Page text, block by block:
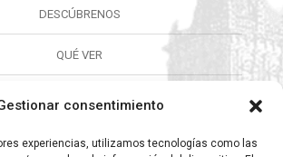
consentimiento
experiencias, utilizamos tecnologías como las
DESCÚBRENOS
QUÉ VER
CALENDARIO